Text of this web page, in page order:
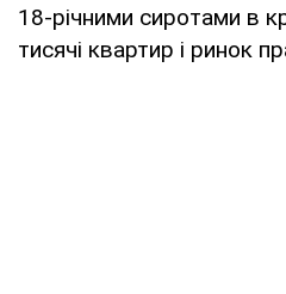
18-річними сиротами в
тисячі квартир і ринок